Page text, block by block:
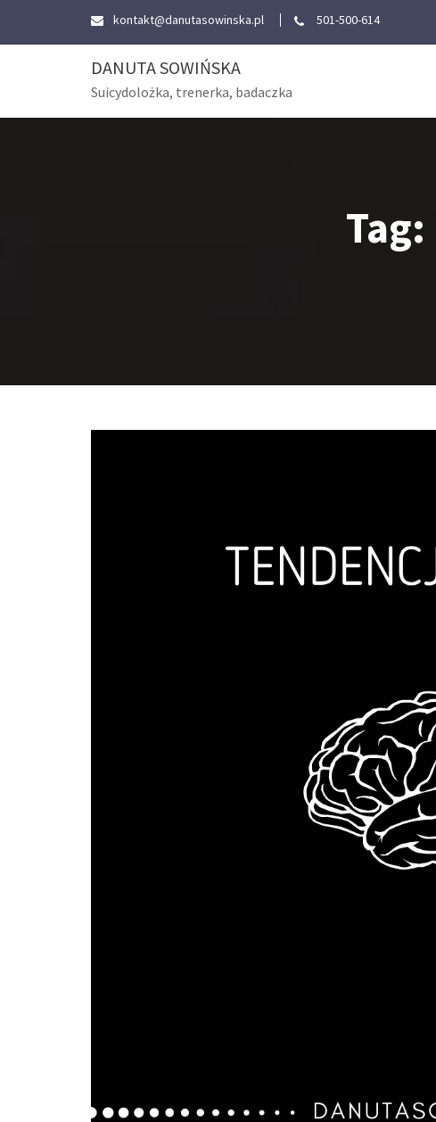
kontakt@danutasowinska.pl 501-500-614
DANUTA SOWIŃSKA
Suicydolożka, trenerka, badaczka
Tag: